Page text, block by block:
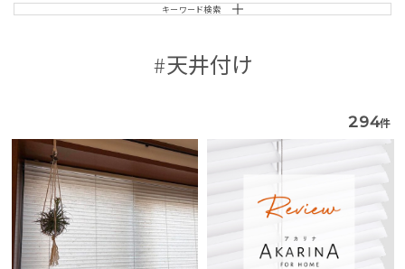
お問い合わせ
キーワード検索
#天井付け
294件